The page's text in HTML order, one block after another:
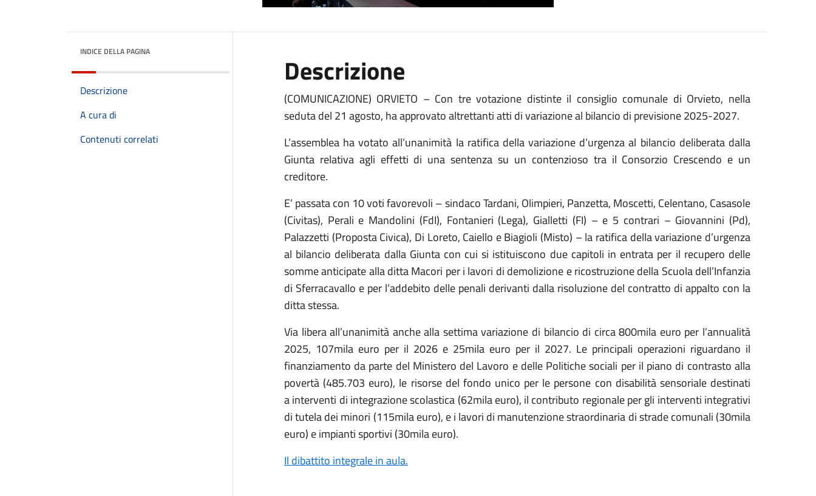
INDICE DELLA PAGINA
Descrizione
A cura di
Contenuti correlati
Descrizione
(COMUNICAZIONE) ORVIETO – Con tre votazione distinte il consiglio comunale di Orvieto, nella
seduta del 21 agosto, ha approvato altrettanti atti di variazione al bilancio di previsione 2025-2027.
L’assemblea ha votato all’unanimità la ratifica della variazione d’urgenza al bilancio deliberata dalla
Giunta relativa agli effetti di una sentenza su un contenzioso tra il Consorzio Crescendo e un
creditore.
E’ passata con 10 voti favorevoli – sindaco Tardani, Olimpieri, Panzetta, Moscetti, Celentano, Casasole
(Civitas), Perali e Mandolini (FdI), Fontanieri (Lega), Gialletti (FI) – e 5 contrari – Giovannini (Pd),
Palazzetti (Proposta Civica), Di Loreto, Caiello e Biagioli (Misto) – la ratifica della variazione d’urgenza
al bilancio deliberata dalla Giunta con cui si istituiscono due capitoli in entrata per il recupero delle
somme anticipate alla ditta Macori per i lavori di demolizione e ricostruzione della Scuola dell’Infanzia
di Sferracavallo e per l’addebito delle penali derivanti dalla risoluzione del contratto di appalto con la
ditta stessa.
Via libera all’unanimità anche alla settima variazione di bilancio di circa 800mila euro per l’annualità
2025, 107mila euro per il 2026 e 25mila euro per il 2027. Le principali operazioni riguardano il
finanziamento da parte del Ministero del Lavoro e delle Politiche sociali per il piano di contrasto alla
povertà (485.703 euro), le risorse del fondo unico per le persone con disabilità sensoriale destinati
a interventi di integrazione scolastica (62mila euro), il contributo regionale per gli interventi integrativi
di tutela dei minori (115mila euro), e i lavori di manutenzione straordinaria di strade comunali (30mila
euro) e impianti sportivi (30mila euro).
Il dibattito integrale in aula.